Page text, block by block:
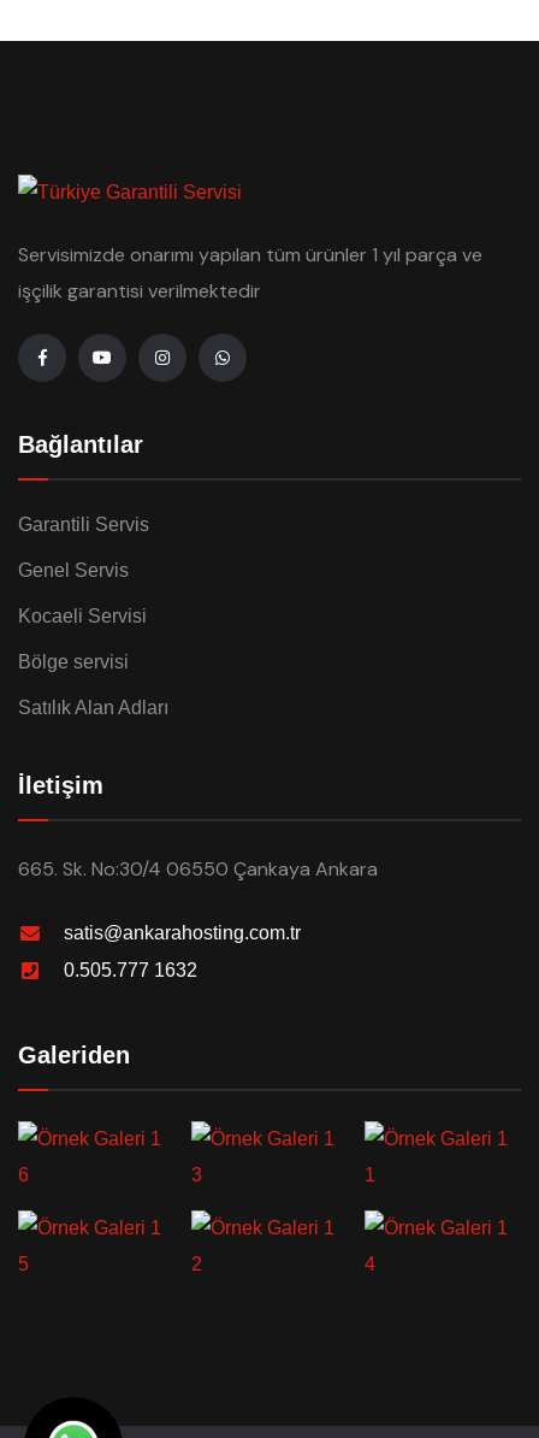
Servisimizde onarımı yapılan tüm ürünler 1 yıl parça ve
işçilik garantisi verilmektedir
Bağlantılar
Garantili Servis
Genel Servis
Kocaeli Servisi
Bölge servisi
Satılık Alan Adları
İletişim
665. Sk. No:30/4 06550 Çankaya Ankara
satis@ankarahosting.com.tr
0.505.777 1632
Galeriden